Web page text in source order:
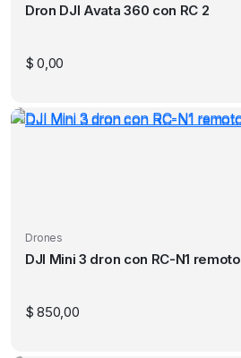
Dron DJI Avata 360 con RC 2
$ 0,00
Drones
DJI Mini 3 dron con RC-N1 remoto
$ 850,00